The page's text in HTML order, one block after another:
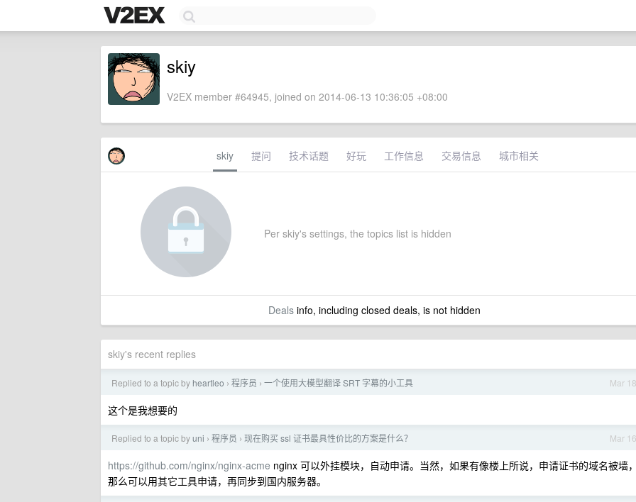
skiy
V2EX member #64945, joined on 2014-06-13 10:36:05 +08:00
skiy 提问 技术话题 好玩 工作信息 交易信息 城市相关
Per skiy's settings, the topics list is hidden
Dealsinfo, including closed deals, is not hidden
skiy's recent replies
Mar 18
Replied to a topic by heartleo › 程序员 › 一个使用大模型翻译 SRT 字幕的小工具
这个是我想要的
Mar 16
Replied to a topic byuni › 程序员 › 现在购买 ssl 证书最具性价比的方案是什么？
https://github.com/nginx/nginx-acme nginx 可以外挂模块，自动申请。当然，如果有像楼上所说，申请证书的域名被墙，
那么可以用其它工具申请，再同步到国内服务器。